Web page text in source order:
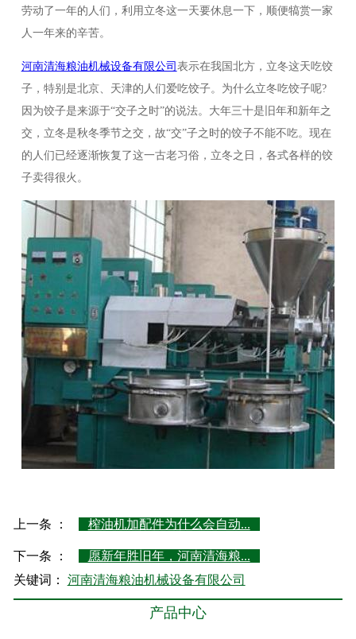
元排 榨油机配件
劳动了一年的人们，利用立冬这一天要休息一下，顺便犒赏一家
人一年来的辛苦。
河南清海粮油机械设备有限公司 表示在我国北方，立冬这天吃饺
子，特别是北京、天津的人们爱吃饺子。为什么立冬吃饺子呢?
因为饺子是来源于“交子之时”的说法。大年三十是旧年和新年之
交，立冬是秋冬季节之交，故“交”子之时的饺子不能不吃。现在
的人们已经逐渐恢复了这一古老习俗，立冬之日，各式各样的饺
子卖得很火。
上一条 ： 榨油机加配件为什么会自动...
下一条 ：
愿新年胜旧年，河南清海粮...
关键词： 河南清海粮油机械设备有限公司
产品中心